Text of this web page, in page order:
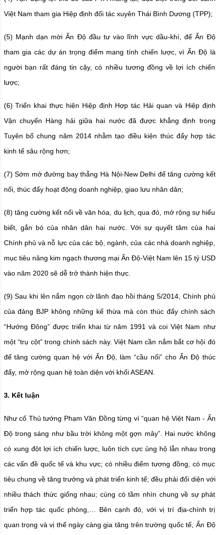
Việt Nam tham gia Hiệp định đối tác xuyên Thái Bình Dương (TPP);
(5) Mạnh dạn mời Ấn Độ đầu tư vào lĩnh vực dầu-khí, để Ấn Độ
tham gia các dự án trọng điểm mang tính chiến lược, vì Ấn Độ là
người bạn rất đáng tin cậy, có nhiều tương đồng về lợi ích chiến
lược;
(6) Triển khai thực hiện Hiệp định Hợp tác Hải quan và Hiệp định
Vận chuyển Hàng hải giữa hai nước đã được khẳng định trong
Tuyên bố chung năm 2014 nhằm tạo điều kiện thúc đẩy hợp tác
kinh tế sâu rộng hơn;
(7) Sớm mở đường bay thẳng Hà Nội-New Delhi để tăng cường kết
nối, thúc đẩy hoạt động doanh nghiệp, giao lưu nhân dân;
(8) tăng cường kết nối về văn hóa, du lịch, qua đó, mở rộng sự hiểu
biết, gắn bó của nhân dân hai nước. Với sự quyết tâm của hai
Chính phủ và nỗ lực của các bộ, ngành, của các nhà doanh nghiệp,
mục tiêu nâng kim ngạch thương mại Ấn Độ-Việt Nam lên 15 tỷ USD
vào năm 2020 sẽ dễ trở thành hiện thực.
(9) Sau khi lên nắm ngọn cờ lãnh đạo hồi tháng 5/2014, Chính phủ
của đảng BJP không những kế thừa mà còn thúc đẩy chính sách
“Hướng Đông” được triển khai từ năm 1991 và coi Việt Nam như
một “trụ cột” trong chính sách này. Việt Nam cần nắm bắt cơ hội đó
để tăng cường quan hệ với Ấn Độ, làm “cầu nối” cho Ấn Độ thúc
đẩy, mở rộng quan hệ toàn diện với khối ASEAN.
3. Kết luận
Như cố Thủ tướng Phạm Văn Đồng từng ví “quan hệ Việt Nam - Ấn
Độ trong sáng như bầu trời không một gợn mây”. Hai nước không
có xung đột lợi ích chiến lược, luôn tích cực ủng hộ lẫn nhau trong
các vấn đề quốc tế và khu vực; có nhiều điểm tương đồng, có mục
tiêu chung về tăng trưởng và phát triển kinh tế; đều phải đối diện với
nhiều thách thức giống nhau; cùng có tầm nhìn chung về sự phát
triển hợp tác quốc phòng,… Bên cạnh đó, với vị trí địa-chính trị
quan trọng và vị thế ngày càng gia tăng trên trường quốc tế, Ấn Độ